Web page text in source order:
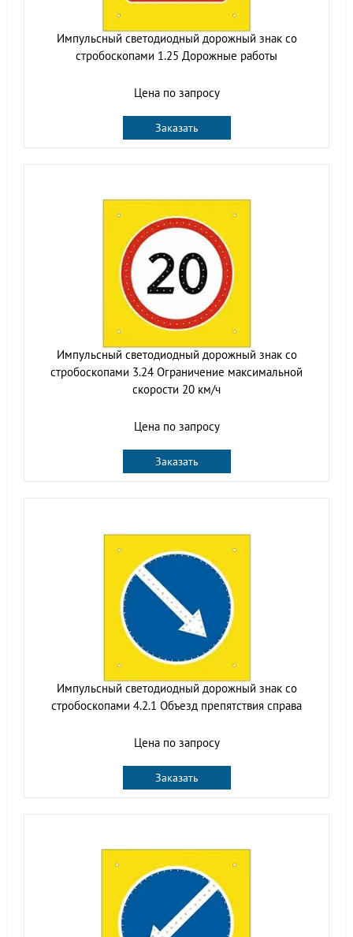
Импульсный cветодиодный дорожный знак со
стробоскопами 1.25 Дорожные работы
Цена по запросу
Заказать
Импульсный cветодиодный дорожный знак со
стробоскопами 3.24 Ограничение максимальной
скорости 20 км/ч
Цена по запросу
Заказать
Импульсный cветодиодный дорожный знак со
стробоскопами 4.2.1 Объезд препятствия справа
Цена по запросу
Заказать